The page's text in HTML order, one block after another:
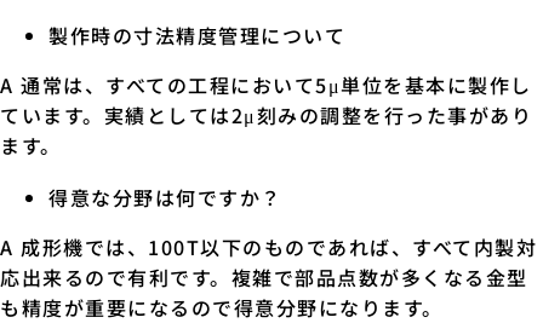
製作時の寸法精度管理について
A 通常は、すべての工程において5μ単位を基本に製作し
ています。実績としては2μ刻みの調整を行った事があり
ます。
得意な分野は何ですか？
A 成形機では、100T以下のものであれば、すべて内製対
応出来るので有利です。複雑で部品点数が多くなる金型
も精度が重要になるので得意分野になります。